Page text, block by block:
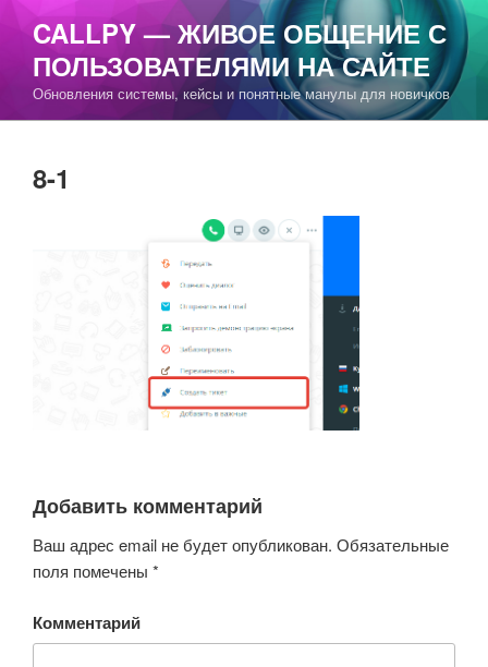
Перейти
содержимому
CALLPY — ЖИВОЕ ОБЩЕНИЕ С
ПОЛЬЗОВАТЕЛЯМИ НА САЙТЕ
Обновления системы, кейсы и понятные манулы для новичков
8-1
Добавить комментарий
Ваш адрес email не будет опубликован. Обязательные
поля помечены *
Комментарий